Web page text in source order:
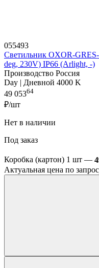
055493
Светильник OXOR-
deg, 230V) IP66 (Arlight, -)
Производство Россия
Day | Дневной 4000 K
49 05364
₽/шт
Нет в наличии
Под заказ
Коробка (картон) 1 шт —
Актуальная цена по